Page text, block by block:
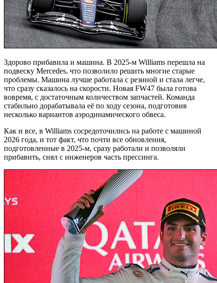
Здорово прибавила и машина. В 2025-м Williams перешла на
подвеску Mercedes, что позволило решить многие старые
проблемы. Машина лучше работала с резиной и стала легче,
что сразу сказалось на скорости. Новая FW47 была готова
вовремя, с достаточным количеством запчастей. Команда
стабильно дорабатывала её по ходу сезона, подготовив
несколько вариантов аэродинамического обвеса.
Как и все, в Williams сосредоточились на работе с машиной
2026 года, и тот факт, что почти все обновления,
подготовленные в 2025-м, сразу работали и позволяли
прибавить, снял с инженеров часть прессинга.